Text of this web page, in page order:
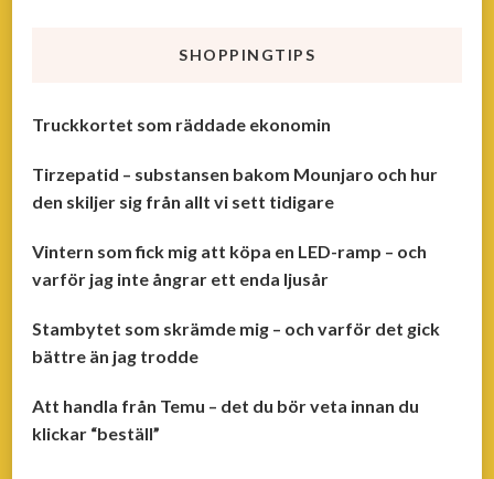
SHOPPINGTIPS
Truckkortet som räddade ekonomin
Tirzepatid – substansen bakom Mounjaro och hur
den skiljer sig från allt vi sett tidigare
Vintern som fick mig att köpa en LED-ramp – och
varför jag inte ångrar ett enda ljusår
Stambytet som skrämde mig – och varför det gick
bättre än jag trodde
Att handla från Temu – det du bör veta innan du
klickar “beställ”